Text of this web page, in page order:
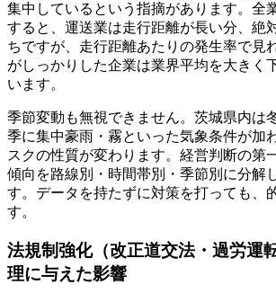
集中しているという指摘があります。全
すると、運送業は走行距離が長い分、絶
ちですが、走行距離あたりの発生率で見
がしっかりした企業は業界平均を大きく
います。
季節変動も無視できません。茨城県内は
季に集中豪雨・霧といった気象条件が加
スクの性質が変わります。経営判断の第
傾向を路線別・時間帯別・季節別に分解
す。データを持たずに対策を打っても、
す。
法規制強化（改正道交法・過労運
理に与えた影響